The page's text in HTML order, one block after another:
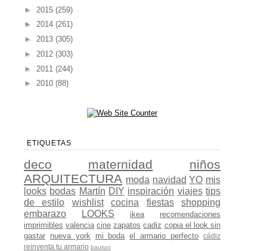
► 2015 (259)
► 2014 (261)
► 2013 (305)
► 2012 (303)
► 2011 (244)
► 2010 (88)
ETIQUETAS
deco maternidad
niños
ARQUITECTURA moda navidad YO mis
looks bodas Martín DIY inspiración viajes tips
de estilo
wishlist cocina fiestas
shopping
embarazo
LOOKS ikea
recomendaciones
imprimibles valencia cine zapatos cadiz copia el look sin
gastar nueva york mi boda el armario perfecto
cádiz
reinventa tu armario bautizo